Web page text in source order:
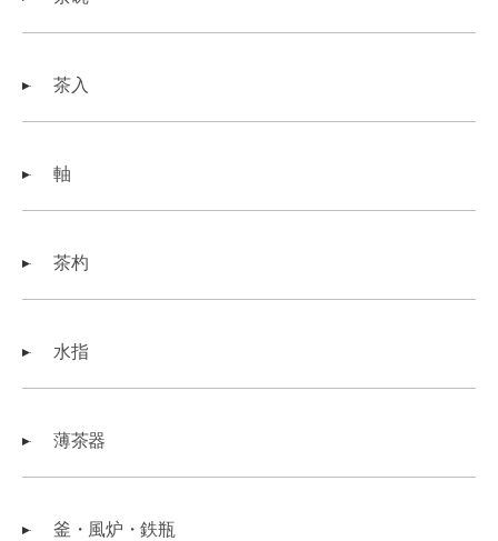
茶入
軸
茶杓
水指
薄茶器
釜・風炉・鉄瓶